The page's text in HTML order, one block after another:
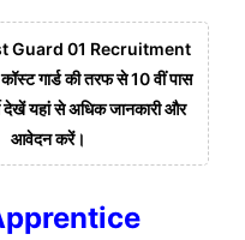
Guard 01 Recruitment
गार्ड की तरफ से 10 वीं पास
देखें यहां से अधिक जानकारी और
आवेदन करें।